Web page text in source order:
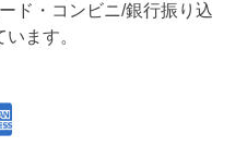
ド・コンビニ/銀行振り込
ます。